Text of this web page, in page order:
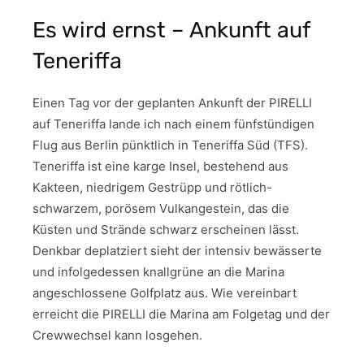
Es wird ernst – Ankunft auf
Teneriffa
Einen Tag vor der geplanten Ankunft der PIRELLI
auf Teneriffa lande ich nach einem fünfstündigen
Flug aus Berlin pünktlich in Teneriffa Süd (TFS).
Teneriffa ist eine karge Insel, bestehend aus
Kakteen, niedrigem Gestrüpp und rötlich-
schwarzem, porösem Vulkangestein, das die
Küsten und Strände schwarz erscheinen lässt.
Denkbar deplatziert sieht der intensiv bewässerte
und infolgedessen knallgrüne an die Marina
angeschlossene Golfplatz aus. Wie vereinbart
erreicht die PIRELLI die Marina am Folgetag und der
Crewwechsel kann losgehen.